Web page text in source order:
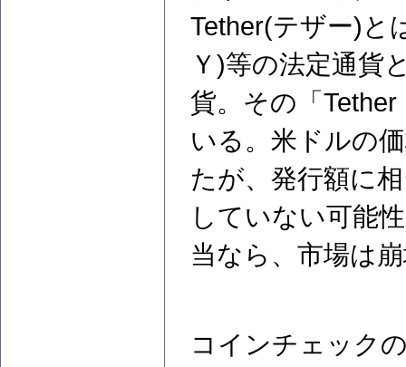
Tether(テザー)と
Ｙ)等の法定通貨
貨。その「
いる。米ドルの
たが、発行額に
していない可能
当なら、市場は
コインチェック